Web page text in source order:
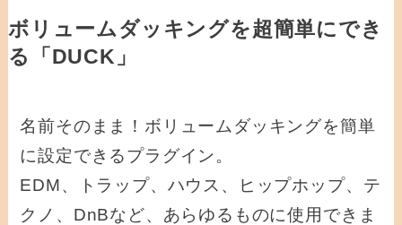
ボリュームダッキングを超簡単にでき
る「DUCK」
名前そのまま！ボリュームダッキングを簡単
に設定できるプラグイン。
EDM、トラップ、ハウス、ヒップホップ、テ
クノ、DnBなど、あらゆるものに使用できま